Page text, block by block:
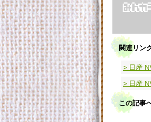
関連リン
> 日産
> 日産
この記事